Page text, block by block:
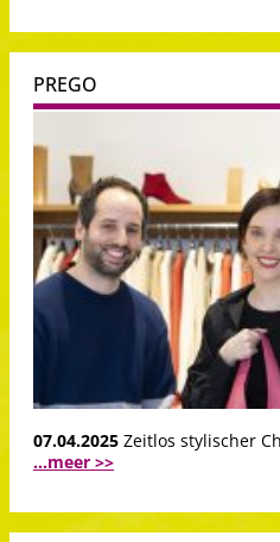
PREGO
07.04.2025 Zeitlos stylischer
...meer >>